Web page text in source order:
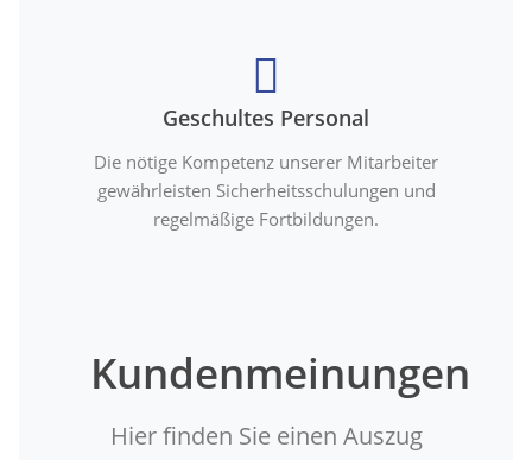
Geschultes Personal
Die nötige Kompetenz unserer Mitarbeiter
gewährleisten Sicherheitsschulungen und
regelmäßige Fortbildungen.
Kundenmeinungen
Hier finden Sie einen Auszug